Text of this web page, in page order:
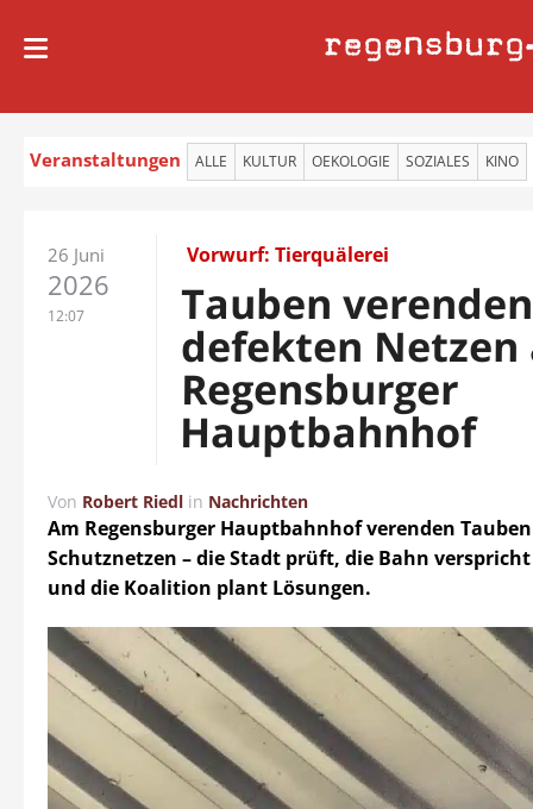
regensburg
Veranstaltungen ALLE KULTUR OEKOLOGIE SOZIALES KINO
26 Juni
2026
12:07
Vorwurf: Tierquälerei
Tauben
defekten Netzen
Regensburger
Hauptbahnhof
Von Robert Riedl in Nachrichten
Am Regensburger Hauptbahnhof verenden
Schutznetzen – die Stadt prüft, die Bahn
und die Koalition plant Lösungen.